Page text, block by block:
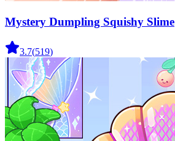
Mystery Dumpling Squishy Slime
3.7(519)